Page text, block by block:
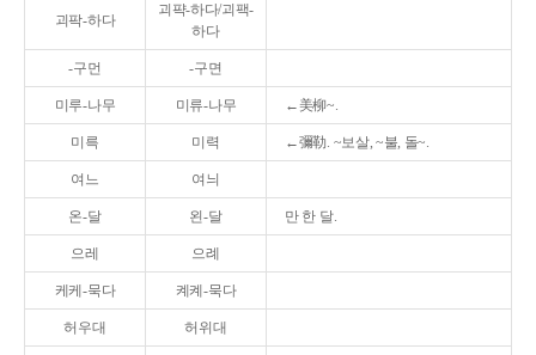
괴팍-하다
괴퍅-하다/괴팩-
하다
-구먼 -구면
미루-나무 미류-나무 ←美柳~.
미륵 미력 ←彌勒. ~보살, ~불, 돌~.
여느 여늬
온-달 왼-달 만 한 달.
으레 으례
케케-묵다 켸켸-묵다
허우대 허위대